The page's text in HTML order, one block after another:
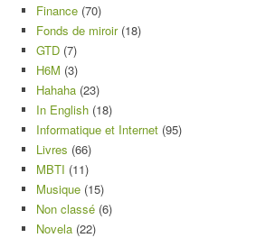
Finance (70)
Fonds de miroir(18)
GTD (7)
H6M (3)
Hahaha (23)
In English (18)
Informatique et Internet (95)
Livres (66)
MBTI (11)
Musique (15)
Non classé (6)
Novela (22)